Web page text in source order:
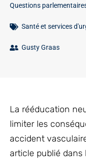
Questions
Santé et services
Gusty Graas
La rééducation
limiter les
accident
article publié dans